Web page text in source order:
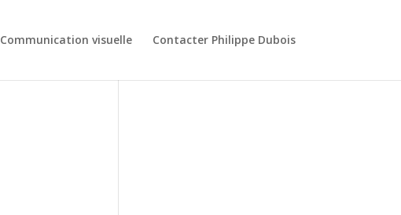
Communication visuelle Contacter Philippe Dubois